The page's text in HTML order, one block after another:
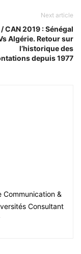
Next article
CAN 2019 : Sénégal
Algérie. Retour sur
l’historique des
depuis 1977
Communication &
Consultant